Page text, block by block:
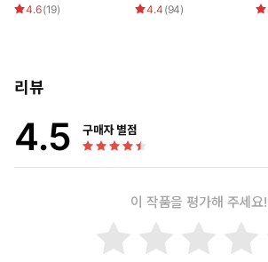
4.6(19) 4.4 (94)
리뷰
4.5 구매자 별점
이 작품을 평가해 주세요!